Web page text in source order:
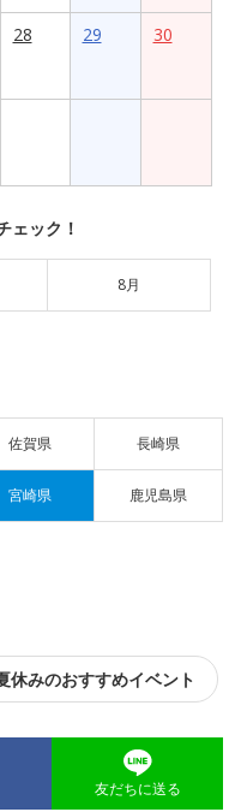
28 29 30
ェック！
8月
佐賀県 長崎県
宮崎県 鹿児島県
休みのおすすめイベント
友だちに送る